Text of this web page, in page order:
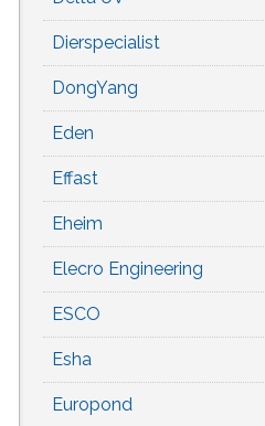
Dierspecialist
DongYang
Eden
Effast
Eheim
Elecro Engineering
ESCO
Esha
Europond